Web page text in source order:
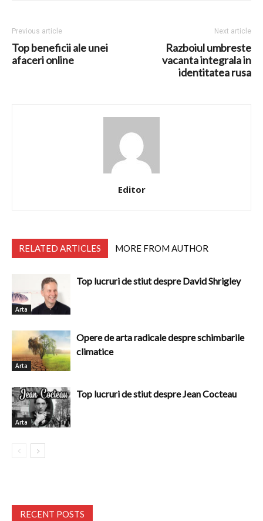
Previous article
Top beneficii ale unei
afaceri online
Next article
Razboiul umbreste
vacanta integrala in
identitatea rusa
Editor
RELATED ARTICLES MORE FROM AUTHOR
Arta
Top lucruri de stiut despre David Shrigley
Arta
Opere de arta radicale despre schimbarile
climatice
Arta
Top lucruri de stiut despre Jean Cocteau
RECENT POSTS